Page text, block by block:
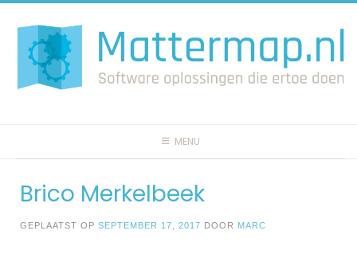
naar
inhoud
MENU
Brico Merkelbeek
GEPLAATST OP SEPTEMBER 17, 2017 DOOR MARC